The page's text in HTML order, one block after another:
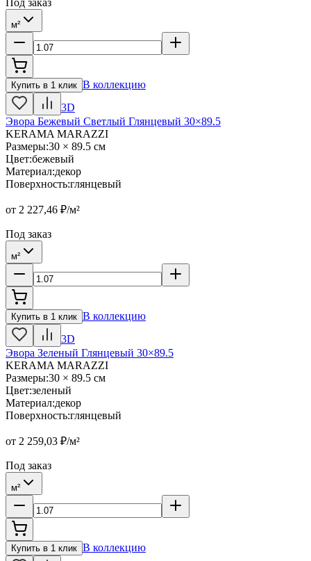
м²
Купить в 1 клик В коллекцию
3D
Эвора Бежевый Светлый Глянцевый 30×89.5
KERAMA MARAZZI
Размеры:30 × 89.5 см
Цвет:бежевый
Материал:декор
Поверхность:глянцевый
от 2 227,46 ₽/м²
Под заказ
м²
Купить в 1 клик В коллекцию
3D
Эвора Зеленый Глянцевый 30×89.5
KERAMA MARAZZI
Размеры:30 × 89.5 см
Цвет:зеленый
Материал:декор
Поверхность:глянцевый
от 2 259,03 ₽/м²
Под заказ
м²
Купить в 1 клик В коллекцию